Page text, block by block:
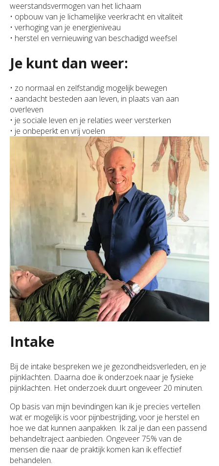
weerstandsvermogen van het lichaam
• opbouw van je lichamelijke veerkracht en vitaliteit
• verhoging van je energieniveau
• herstel en vernieuwing van beschadigd weefsel
Je kunt dan weer:
• zo normaal en zelfstandig mogelijk bewegen
• aandacht besteden aan leven, in plaats van aan
overleven
• je sociale leven en je relaties weer versterken
• je onbeperkt en vrij voelen
Intake
Bij de intake bespreken we je gezondheidsverleden, en je
pijnklachten. Daarna doe ik onderzoek naar je fysieke
pijnklachten. Het onderzoek duurt ongeveer 20 minuten.
Op basis van mijn bevindingen kan ik je precies vertellen
wat er mogelijk is voor pijnbestrijding, voor je herstel en
hoe we dat kunnen aanpakken. Ik zal je dan een passend
behandeltraject aanbieden. Ongeveer 75% van de
mensen die naar de praktijk komen kan ik effectief
behandelen.